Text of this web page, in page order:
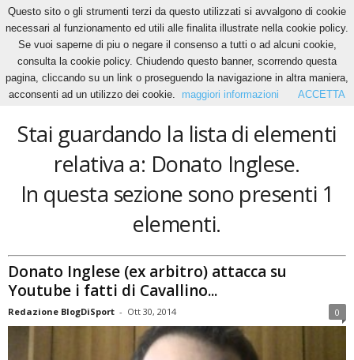
Home Tags Donato Inglese
Donato Inglese
Stai guardando la lista di elementi
relativa a: Donato Inglese.
In questa sezione sono presenti 1
elementi.
Donato Inglese (ex arbitro) attacca su
Youtube i fatti di Cavallino...
Redazione BlogDiSport - Ott 30, 2014 0
Questo sito o gli strumenti terzi da questo utilizzati si avvalgono di cookie
necessari al funzionamento ed utili alle finalita illustrate nella cookie policy.
Se vuoi saperne di piu o negare il consenso a tutti o ad alcuni cookie,
consulta la cookie policy. Chiudendo questo banner, scorrendo questa
pagina, cliccando su un link o proseguendo la navigazione in altra maniera,
acconsenti ad un utilizzo dei cookie.
maggiori informazioni ACCETTA